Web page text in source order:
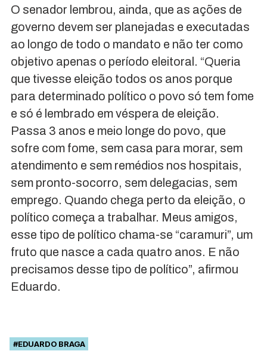
O senador lembrou, ainda, que as ações de
governo devem ser planejadas e executadas
ao longo de todo o mandato e não ter como
objetivo apenas o período eleitoral. “Queria
que tivesse eleição todos os anos porque
para determinado político o povo só tem fome
e só é lembrado em véspera de eleição.
Passa 3 anos e meio longe do povo, que
sofre com fome, sem casa para morar, sem
atendimento e sem remédios nos hospitais,
sem pronto-socorro, sem delegacias, sem
emprego. Quando chega perto da eleição, o
político começa a trabalhar. Meus amigos,
esse tipo de político chama-se “caramuri”, um
fruto que nasce a cada quatro anos. E não
precisamos desse tipo de político”, afirmou
Eduardo.
#EDUARDO BRAGA